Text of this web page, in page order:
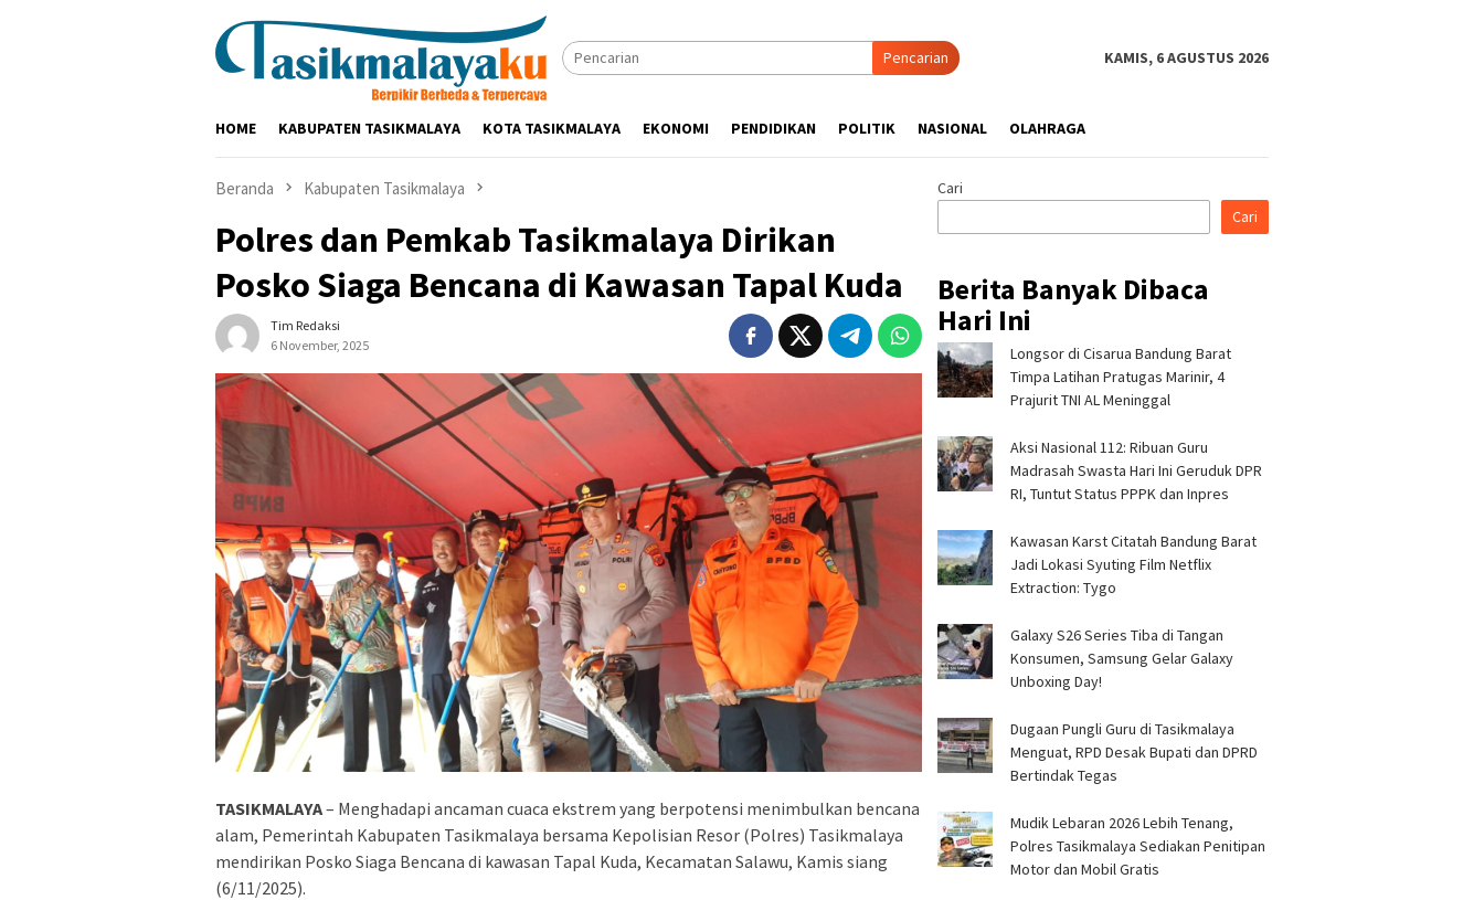
Pencarian KAMIS, 6 AGUSTUS 2026
HOME KABUPATEN TASIKMALAYA KOTA TASIKMALAYA EKONOMI PENDIDIKAN POLITIK NASIONAL OLAHRAGA
Beranda Kabupaten Tasikmalaya
Polres dan Pemkab Tasikmalaya Dirikan
Posko Siaga Bencana di Kawasan Tapal Kuda
Tim Redaksi
6 November, 2025
TASIKMALAYA– Menghadapi ancaman cuaca ekstrem yang berpotensi menimbulkan bencana
alam, Pemerintah Kabupaten Tasikmalaya bersama Kepolisian Resor (Polres) Tasikmalaya
mendirikan Posko Siaga Bencana di kawasan Tapal Kuda, Kecamatan Salawu, Kamis siang
(6/11/2025).
Cari
Cari
Berita Banyak Dibaca
Hari Ini
Longsor di Cisarua Bandung Barat
Timpa Latihan Pra­tugas Marinir, 4
Prajurit TNI AL Meninggal
Aksi Nasional 112: Ribuan Guru
Madrasah Swasta Hari Ini Geruduk DPR
RI, Tuntut Status PPPK dan Inpres
Kawasan Karst Citatah Bandung Barat
Jadi Lokasi Syuting Film Netflix
Extraction: Tygo
Galaxy S26 Series Tiba di Tangan
Konsumen, Samsung Gelar Galaxy
Unboxing Day!
Dugaan Pungli Guru di Tasikmalaya
Menguat, RPD Desak Bupati dan DPRD
Bertindak Tegas
Mudik Lebaran 2026 Lebih Tenang,
Polres Tasikmalaya Sediakan Penitipan
Motor dan Mobil Gratis